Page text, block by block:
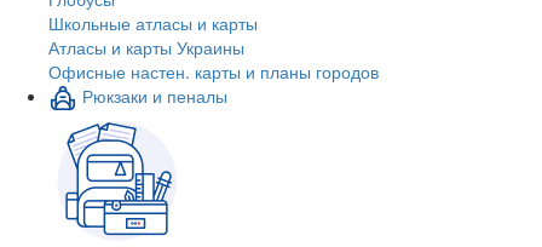
Школьные атласы и карты
Атласы и карты Украины
Офисные настен. карты и планы городов
Рюкзаки и пеналы